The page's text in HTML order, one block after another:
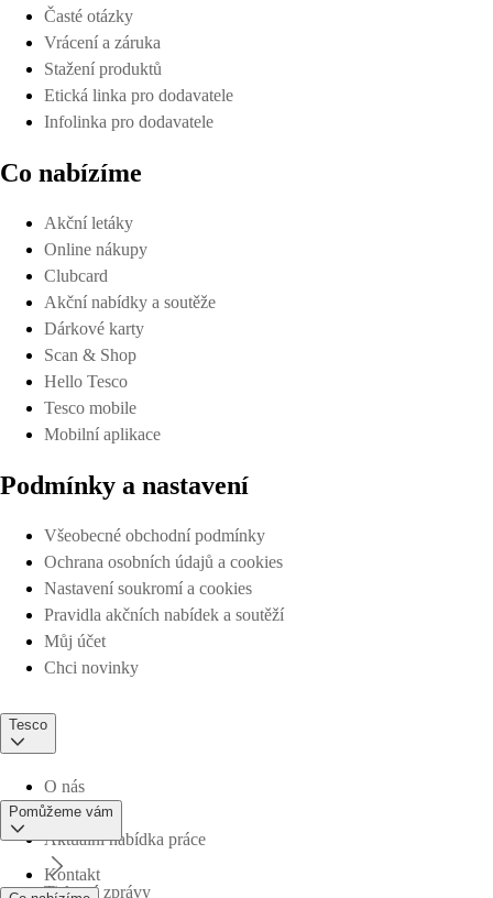
Časté otázky
Vrácení a záruka
Stažení produktů
Etická linka pro dodavatele
Infolinka pro dodavatele
Co nabízíme
Akční letáky
Online nákupy
Clubcard
Akční nabídky a soutěže
Dárkové karty
Scan & Shop
Hello Tesco
Tesco mobile
Mobilní aplikace
Podmínky a nastavení
Všeobecné obchodní podmínky
Ochrana osobních údajů a cookies
Nastavení soukromí a cookies
Pravidla akčních nabídek a soutěží
Můj účet
Chci novinky
Tesco
O nás
Aktuální nabídka práce
Tiskové zprávy
Pomůžeme vám
Kontakt